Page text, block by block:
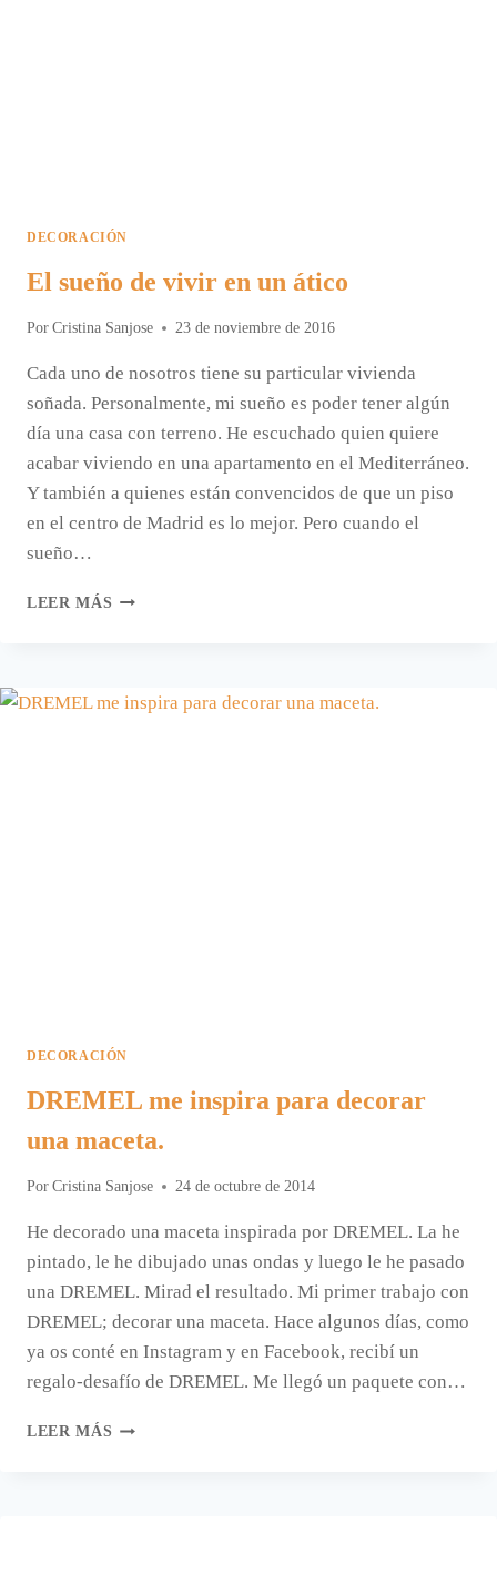
DECORACIÓN
El sueño de vivir en un ático
Por Cristina Sanjose 23 de noviembre de 2016
Cada uno de nosotros tiene su particular vivienda
soñada. Personalmente, mi sueño es poder tener algún
día una casa con terreno. He escuchado quien quiere
acabar viviendo en una apartamento en el Mediterráneo.
Y también a quienes están convencidos de que un piso
en el centro de Madrid es lo mejor. Pero cuando el
sueño…
LEER MÁS EL
UN
DECORACIÓN
DREMEL me inspira para decorar
una maceta.
Por Cristina Sanjose 24 de octubre de 2014
He decorado una maceta inspirada por DREMEL. La he
pintado, le he dibujado unas ondas y luego le he pasado
una DREMEL. Mirad el resultado. Mi primer trabajo con
DREMEL; decorar una maceta. Hace algunos días, como
ya os conté en Instagram y en Facebook, recibí un
regalo-desafío de DREMEL. Me llegó un paquete con…
LEER MÁS DREMEL